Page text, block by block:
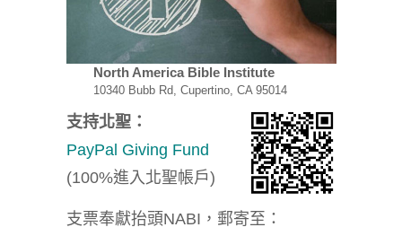
North America Bible Institute
10340 Bubb Rd, Cupertino, CA 95014
支持北聖：
PayPal Giving Fund
(100%進入北聖帳戶)
支票奉獻抬頭NABI，郵寄至：